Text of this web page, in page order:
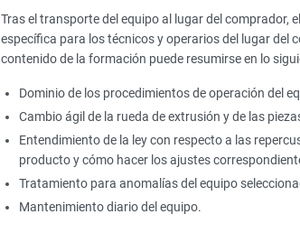
Tras el transporte del equipo al lugar del
específica para los técnicos y operarios del lugar del
contenido de la formación puede resumirse en lo
Dominio de los procedimientos de operación del
Cambio ágil de la rueda de extrusión y de las
Entendimiento de la ley con respecto a las
producto y cómo hacer los ajustes
Tratamiento para anomalías del equipo
Mantenimiento diario del equipo.